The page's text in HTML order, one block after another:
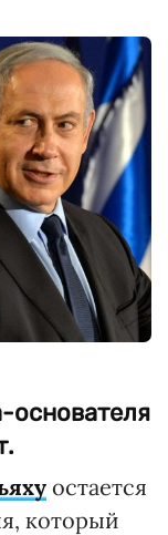
основателя
остается
который